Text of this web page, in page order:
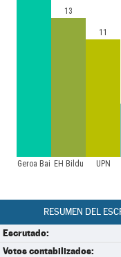
Geroa Bai EH Bildu UPN
13
11
RESUMEN DEL
Escrutado:
Votos contabilizados: